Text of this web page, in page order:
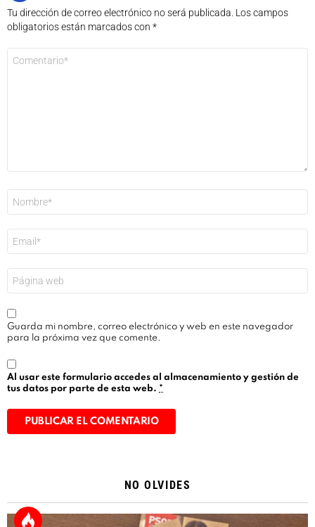
Tu dirección de correo electrónico no será publicada. Los campos
obligatorios están marcados con *
electrónico
*
Guarda mi nombre, correo electrónico y web en este navegador
para la próxima vez que comente.
Al usar este formulario accedes al almacenamiento y gestión de
tus datos por parte de esta web. *
NO OLVIDES